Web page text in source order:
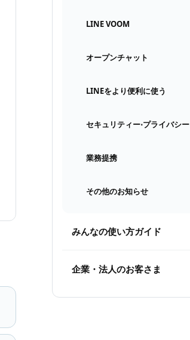
LINE VOOM
オープンチャット
LINEをより便利に使う
セキュリティー⋅プライバシー
業務提携
その他のお知らせ
みんなの使い方ガイド
企業・法人のお客さま